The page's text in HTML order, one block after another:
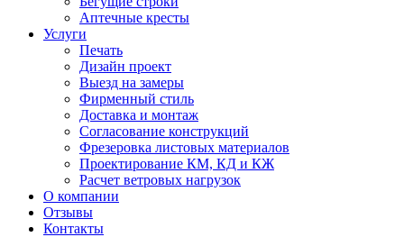
Аптечные кресты
Услуги
Печать
Дизайн проект
Выезд на замеры
Фирменный стиль
Доставка и монтаж
Согласование конструкций
Фрезеровка листовых материалов
Проектирование КМ, КД и КЖ
Расчет ветровых нагрузок
О компании
Отзывы
Контакты